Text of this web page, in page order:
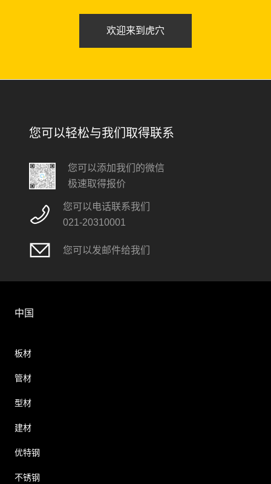
欢迎来到虎穴
您可以轻松与我们取得联系
您可以添加我们的微信
极速取得报价
您可以电话联系我们
021-20310001
您可以发邮件给我们
中国
板材
管材
型材
建材
优特钢
不锈钢